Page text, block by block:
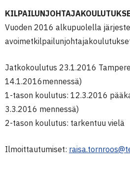
Vuoden 2016 alkupuolella
Jatkokoulutus 23.1.2016
14.1.2016mennessä)
1-tason koulutus: 12.3.2016
3.3.2016 mennessä)
2-tason koulutus: tarkentuu vielä
Ilmoittautumiset: